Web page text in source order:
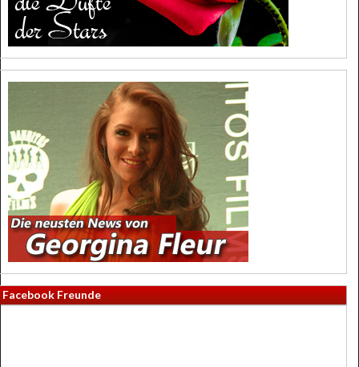
Facebook Freunde